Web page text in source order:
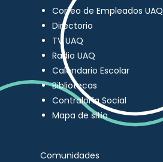
Correo de Empleados UAQ
Directorio
TV UAQ
Radio UAQ
Calendario Escolar
Bibliotecas
Contraloría Social
Mapa de sitio
Comunidades